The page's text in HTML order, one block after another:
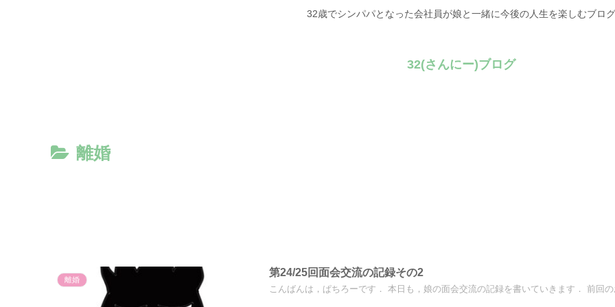
32歳でシンパパとなった会社員が娘と一緒に今後の人生を楽しむブログ
32(さんにー)ブログ
離婚
離婚
第24/25回面会交流の記録その2
こんばんは，ぱちろーです． 本日も，娘の面会交流の記録を書いていきます． 前回